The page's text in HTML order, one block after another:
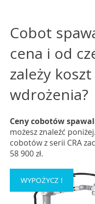
Cobot
cena i od
zależy koszt
wdrożenia?
Ceny cobotów
możesz znaleźć poniżej.
cobotów z serii CRA
58 900 zł.
WYPOŻYCZ !